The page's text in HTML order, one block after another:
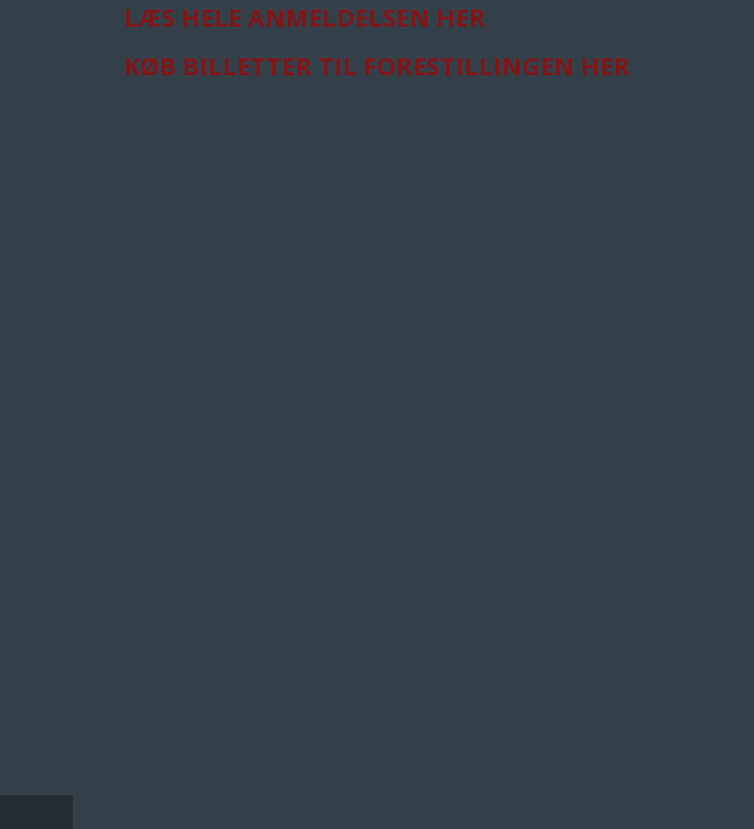
LÆS HELE ANMELDELSEN HER
KØB BILLETTER TIL FORESTILLINGEN HER